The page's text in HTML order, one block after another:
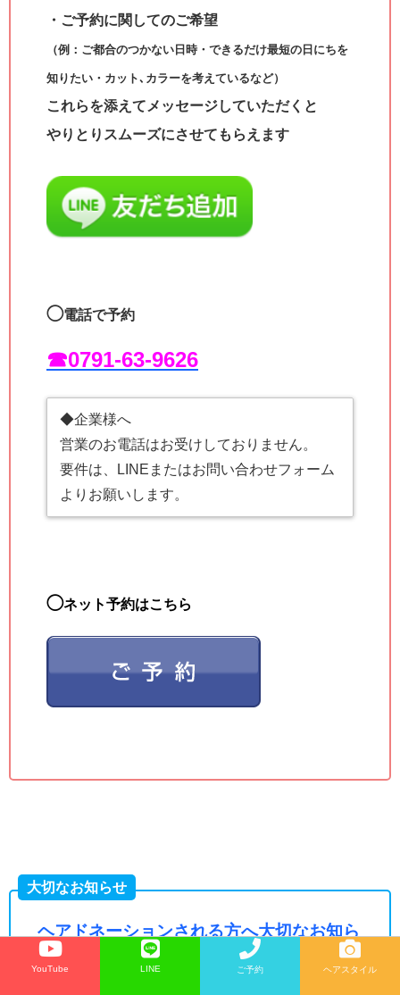
・ご予約に関してのご希望
（例：ご都合のつかない日時・できるだけ最短の日にちを
知りたい・カット､カラーを考えているなど）
これらを添えてメッセージしていただくと
やりとりスムーズにさせてもらえます
◯電話で予約
☎︎0791-63-9626
◆企業様へ
営業のお電話はお受けしておりません。
要件は、LINEまたはお問い合わせフォーム
よりお願いします。
◯ネット予約はこちら
大切なお知らせ
ヘアドネーションされる方へ大切なお知ら
せ
YouTube LINE ご予約 ヘアスタイル